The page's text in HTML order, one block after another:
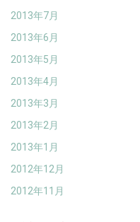
2013年7月
2013年6月
2013年5月
2013年4月
2013年3月
2013年2月
2013年1月
2012年12月
2012年11月